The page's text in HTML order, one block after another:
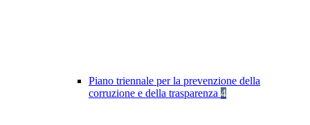
Piano triennale per la prevenzione della
corruzione e della trasparenza 4